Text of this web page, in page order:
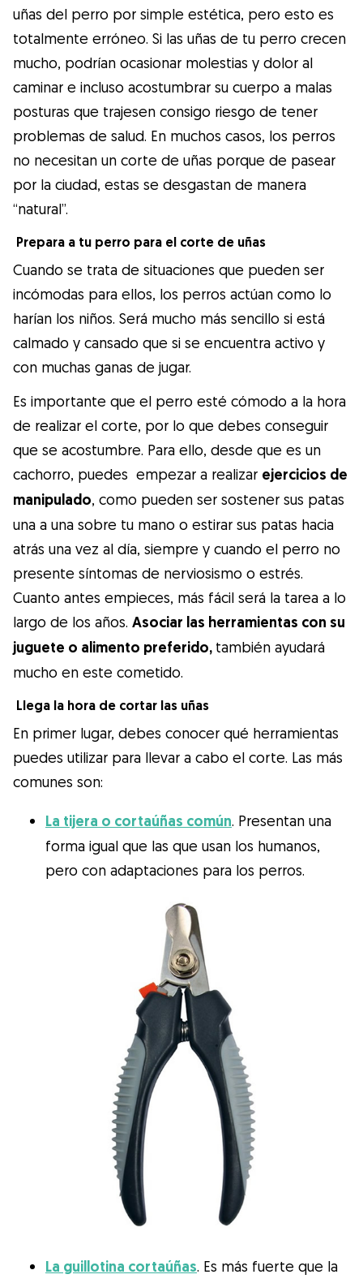
uñas del perro por simple estética, pero esto es
totalmente erróneo. Si las uñas de tu perro crecen
mucho, podrían ocasionar molestias y dolor al
caminar e incluso acostumbrar su cuerpo a malas
posturas que trajesen consigo riesgo de tener
problemas de salud. En muchos casos, los perros
no necesitan un corte de uñas porque de pasear
por la ciudad, estas se desgastan de manera
“natural”.
Prepara a tu perro para el corte de uñas
Cuando se trata de situaciones que pueden ser
incómodas para ellos, los perros actúan como lo
harían los niños. Será mucho más sencillo si está
calmado y cansado que si se encuentra activo y
con muchas ganas de jugar.
Es importante que el perro esté cómodo a la hora
de realizar el corte, por lo que debes conseguir
que se acostumbre. Para ello, desde que es un
cachorro, puedes empezar a realizar ejercicios de
manipulado, como pueden ser sostener sus patas
una a una sobre tu mano o estirar sus patas hacia
atrás una vez al día, siempre y cuando el perro no
presente síntomas de nerviosismo o estrés.
Cuanto antes empieces, más fácil será la tarea a lo
largo de los años. Asociar las herramientas con su
juguete o alimento preferido, también ayudará
mucho en este cometido.
Llega la hora de cortar las uñas
En primer lugar, debes conocer qué herramientas
puedes utilizar para llevar a cabo el corte. Las más
comunes son:
La tijera o cortaúñas común. Presentan una
forma igual que las que usan los humanos,
pero con adaptaciones para los perros.
La guillotina cortaúñas. Es más fuerte que la